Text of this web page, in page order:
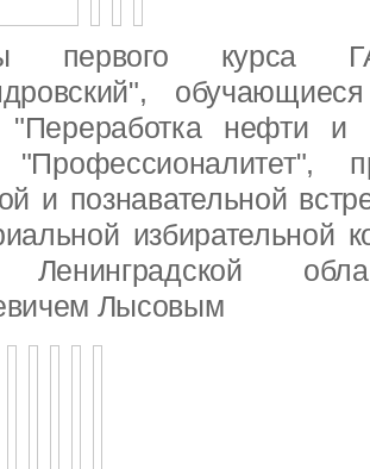
первого
"Переработка нефти и
"Профессионалитет",
и познавательной
избирательной
Ленинградской
Лысовым